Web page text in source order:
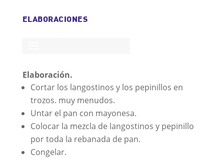
ELABORACIONES
Elaboración.
Cortar los langostinos y los pepinillos en
trozos. muy menudos.
Untar el pan con mayonesa.
Colocar la mezcla de langostinos y pepinillo
por toda la rebanada de pan.
Congelar.